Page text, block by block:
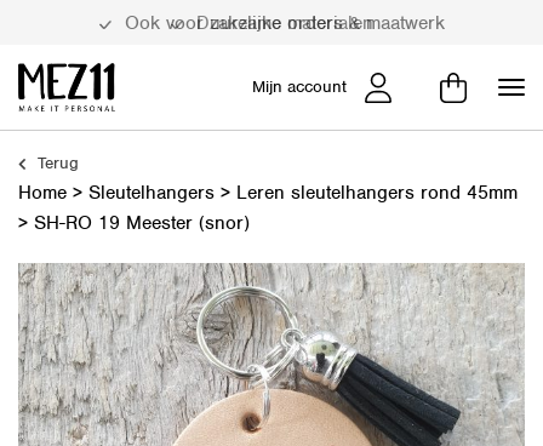
Duurzame materialen
Mijn account
Terug
Home > Sleutelhangers > Leren sleutelhangers rond 45mm
> SH-RO 19 Meester (snor)